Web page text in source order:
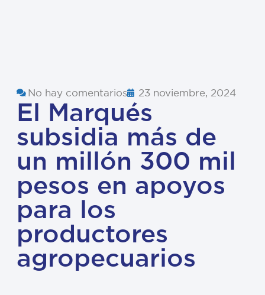
No hay comentarios 23 noviembre, 2024
El Marqués
subsidia más de
un millón 300 mil
pesos en apoyos
para los
productores
agropecuarios